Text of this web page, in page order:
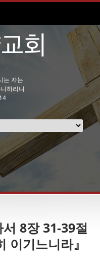
는 자는
하리니
8장 31-39절
이기느니라』